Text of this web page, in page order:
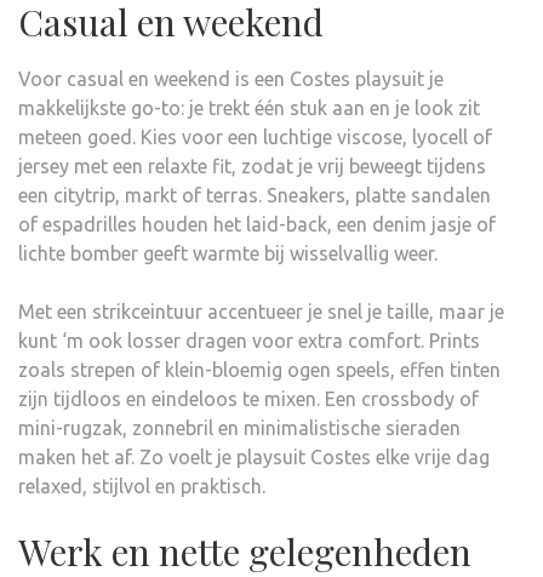
Casual en weekend
Voor casual en weekend is een Costes playsuit je
makkelijkste go-to: je trekt één stuk aan en je look zit
meteen goed. Kies voor een luchtige viscose, lyocell of
jersey met een relaxte fit, zodat je vrij beweegt tijdens
een citytrip, markt of terras. Sneakers, platte sandalen
of espadrilles houden het laid-back, een denim jasje of
lichte bomber geeft warmte bij wisselvallig weer.
Met een strikceintuur accentueer je snel je taille, maar je
kunt ‘m ook losser dragen voor extra comfort. Prints
zoals strepen of klein-bloemig ogen speels, effen tinten
zijn tijdloos en eindeloos te mixen. Een crossbody of
mini-rugzak, zonnebril en minimalistische sieraden
maken het af. Zo voelt je playsuit Costes elke vrije dag
relaxed, stijlvol en praktisch.
Werk en nette gelegenheden